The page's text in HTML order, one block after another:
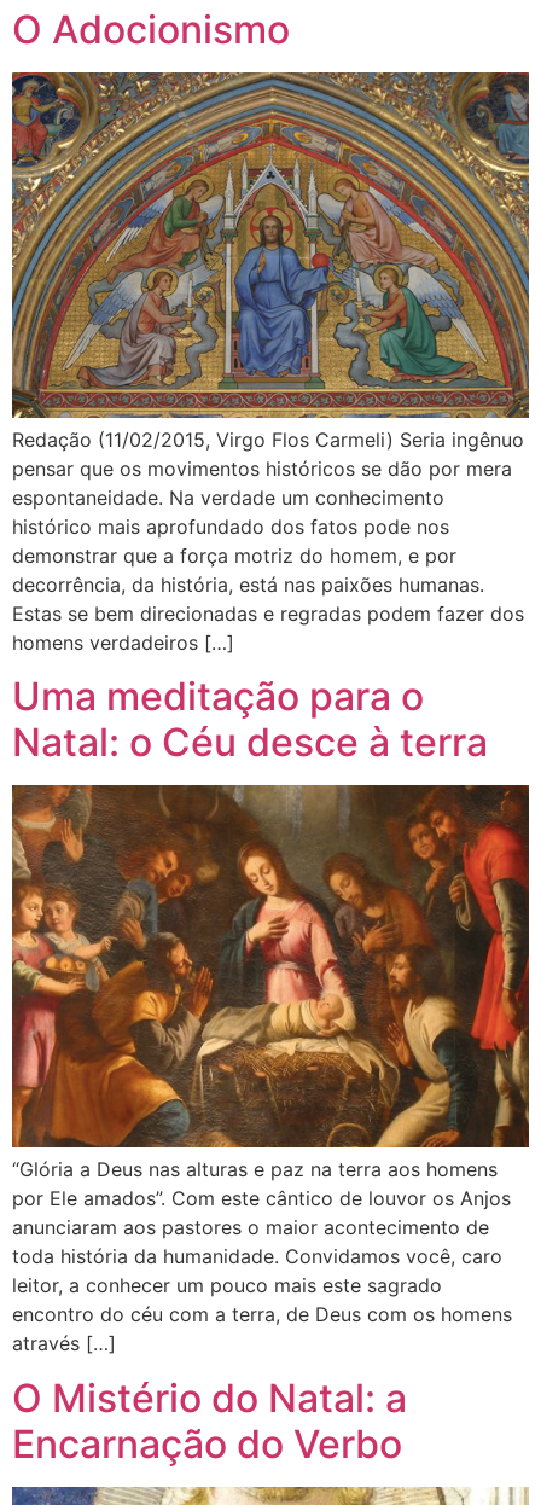
O Adocionismo
Redação (11/02/2015, Virgo Flos Carmeli) Seria ingênuo
pensar que os movimentos históricos se dão por mera
espontaneidade. Na verdade um conhecimento
histórico mais aprofundado dos fatos pode nos
demonstrar que a força motriz do homem, e por
decorrência, da história, está nas paixões humanas.
Estas se bem direcionadas e regradas podem fazer dos
homens verdadeiros […]
Uma meditação para o
Natal: o Céu desce à terra
“Glória a Deus nas alturas e paz na terra aos homens
por Ele amados”. Com este cântico de louvor os Anjos
anunciaram aos pastores o maior acontecimento de
toda história da humanidade. Convidamos você, caro
leitor, a conhecer um pouco mais este sagrado
encontro do céu com a terra, de Deus com os homens
através […]
O Mistério do Natal: a
Encarnação do Verbo